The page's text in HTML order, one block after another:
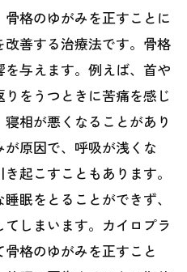
格のゆがみを正すことに
善する治療法です。骨格
与えます。例えば、首や
をうつときに苦痛を感じ
相が悪くなることがあり
原因で、呼吸が浅くな
起こすこともあります。
眠をとることができず、
しまいます。カイロプラ
格のゆがみを正すこと